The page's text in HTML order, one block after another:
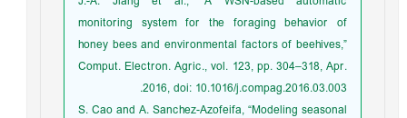
monitoring system for the foraging behavior of
honey bees and environmental factors of beehives,”
Comput. Electron. Agric., vol. 123, pp. 304–318, Apr.
2016, doi: 10.1016/j.compag.2016.03.003.
S. Cao and A. Sanchez-Azofeifa, “Modeling seasonal